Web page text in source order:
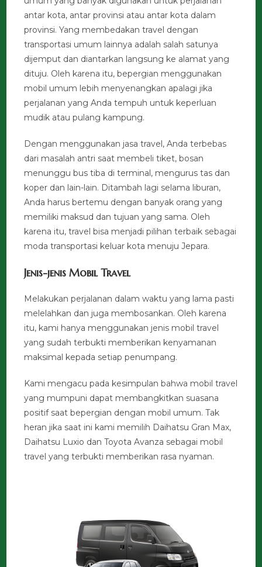
antar kota, antar provinsi atau antar kota dalam
provinsi. Yang membedakan travel dengan
transportasi umum lainnya adalah salah satunya
dijemput dan diantarkan langsung ke alamat yang
dituju. Oleh karena itu, bepergian menggunakan
mobil umum lebih menyenangkan apalagi jika
perjalanan yang Anda tempuh untuk keperluan
mudik atau pulang kampung.
Dengan menggunakan jasa travel, Anda terbebas
dari masalah antri saat membeli tiket, bosan
menunggu bus tiba di terminal, mengurus tas dan
koper dan lain-lain. Ditambah lagi selama liburan,
Anda harus bertemu dengan banyak orang yang
memiliki maksud dan tujuan yang sama. Oleh
karena itu, travel bisa menjadi pilihan terbaik sebagai
moda transportasi keluar kota menuju Jepara.
Jenis-jenis Mobil Travel
Melakukan perjalanan dalam waktu yang lama pasti
melelahkan dan juga membosankan. Oleh karena
itu, kami hanya menggunakan jenis mobil travel
yang sudah terbukti memberikan kenyamanan
maksimal kepada setiap penumpang.
Kami mengacu pada kesimpulan bahwa mobil travel
yang mumpuni dapat membangkitkan suasana
positif saat bepergian dengan mobil umum. Tak
heran jika saat ini kami memilih Daihatsu Gran Max,
Daihatsu Luxio dan Toyota Avanza sebagai mobil
travel yang terbukti memberikan rasa nyaman.